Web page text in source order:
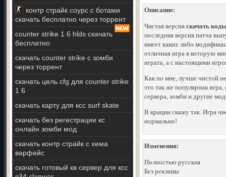
контр страйк соурс с ботами
скачать бесплатно через торрент
counter strike 1 6 hlds скачать
бесплатно
скачать counter strike с зомби
через торрент
скачать цель cfg для counter strike
1 6
скачать карту для ксс surf skate
скачать без регестрации кс
онлайн зомби мод
скачать контр страйк с хема
варфейс
скачать готовый кв сервер для ксс
Описание:
Чистая версия скачать
последняя версия патча
имеет каких либо
отличная игра в которую
играть, а с настоящими
Как по мне, лучше чистой
это так же популярная
сервера, зомби и другие
В крации скажу так. Игра
нормально!
Изменения:
Полностью русская
Без рекламы